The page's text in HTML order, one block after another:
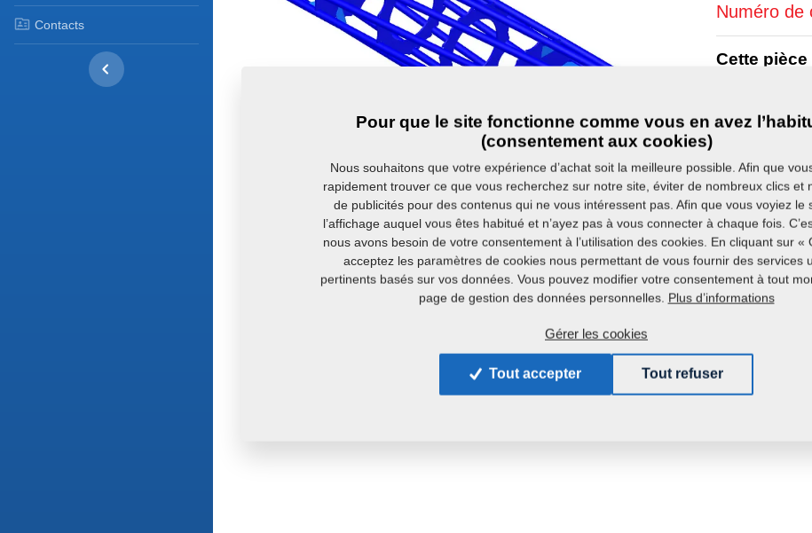
Contacts
Numéro de
Cette
DISKER
Poids:
Pour que le site fonctionne comme vous en avez
(consentement aux cookies)
Nous souhaitons que votre expérience d’achat soit la meilleure possible. Afin que
rapidement trouver ce que vous recherchez sur notre site, éviter de nombreux clics et
de publicités pour des contenus qui ne vous intéressent pas. Afin que vous voyiez le
l’affichage auquel vous êtes habitué et n’ayez pas à vous connecter à chaque fois.
nous avons besoin de votre consentement à l’utilisation des cookies. En cliquant sur «
acceptez les paramètres de cookies nous permettant de vous fournir des services
pertinents basés sur vos données. Vous pouvez modifier votre consentement à tout
page de gestion des données personnelles. Plus d’informations
Gérer les cookies
Tout accepter Tout refuser